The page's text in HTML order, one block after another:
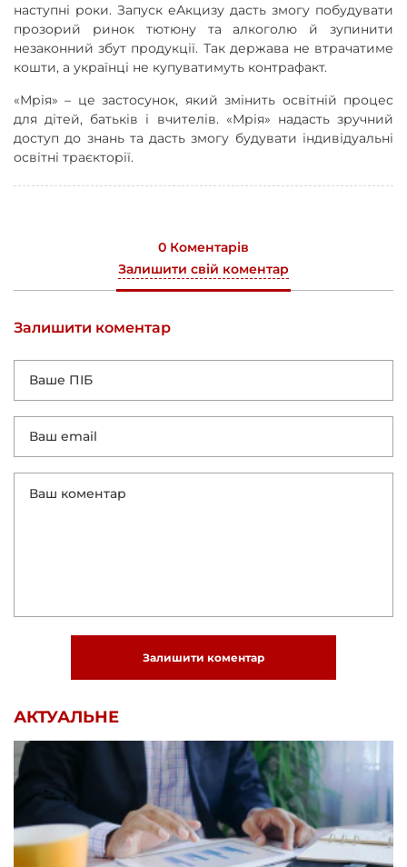
наступні роки. Запуск еАкцизу дасть змогу побудувати
прозорий ринок тютюну та алкоголю й зупинити
незаконний збут продукції. Так держава не втрачатиме
кошти, а українці не купуватимуть контрафакт.
«Мрія» – це застосунок, який змінить освітній процес
для дітей, батьків і вчителів. «Мрія» надасть зручний
доступ до знань та дасть змогу будувати індивідуальні
освітні траєкторії.
0 Коментарів
Залишити свій коментар
Залишити коментар
Залишити коментар
АКТУАЛЬНЕ